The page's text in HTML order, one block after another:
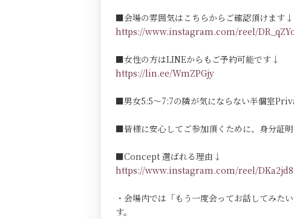
■会場の雰囲気はこちらからご確認頂けます↓
https://www.instagram.com/reel/
■女性の方はLINEからもご予約可能です↓
https://lin.ee/WmZPGjy
■男女5:5～7:7の隣が気にならない半個室
■皆様に安心してご参加頂くために、身分証
■Concept 選ばれる理由↓
https://www.instagram.com/reel/
・会場内では「もう一度会ってお話してみた
す。